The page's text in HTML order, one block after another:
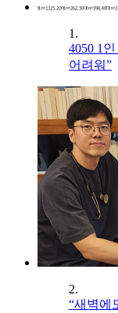
1.
4050 1
어려워”
2.
“새벽에